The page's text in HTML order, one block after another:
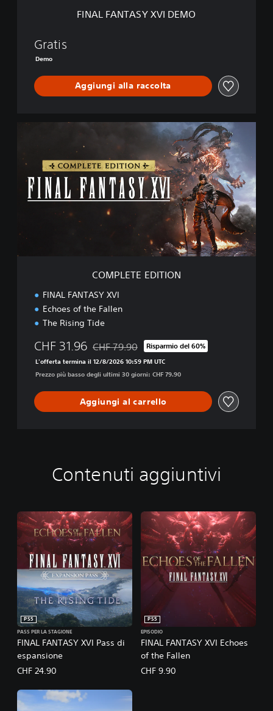
FINAL FANTASY XVI DEMO
Gratis
Demo
Aggiungi alla raccolta
D
T
COMPLETE EDITION
FINAL FANTASY XVI
Echoes of the Fallen
The Rising Tide
CHF 31.96 Scontato dal prezzo originale di CHF 79.90
CHF 79.90 Risparmio del 60%
L'offerta termina il 12/8/2026 10:59 PM UTC
Prezzo più basso degli ultimi 30 giorni: CHF 79.90
Aggiungi al carrello
Contenuti aggiuntivi
FINAL FANTASY XVI Pass di
espansione
PS5
PASS PER LA STAGIONE
CHF 24.90
FINAL FANTASY XVI Echoes
of the Fallen
PS5
EPISODIO
CHF 9.90